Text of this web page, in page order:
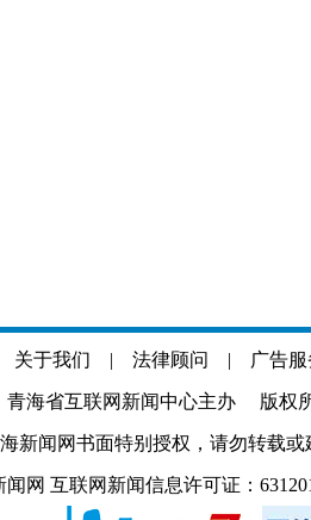
关于我们 | 法律顾问 | 广告服
青海省互联网新闻中心主办 版权
新闻网书面特别授权，请勿转载
网 互联网新闻信息许可证：